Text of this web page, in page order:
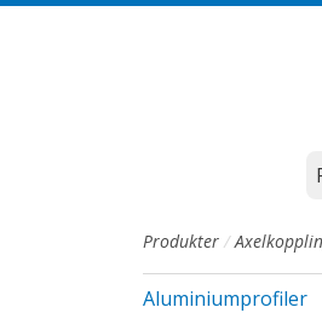
Till sidans huvudinnehåll
Produkter
Aluminiumprofiler